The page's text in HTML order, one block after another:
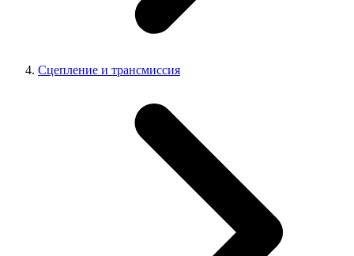
Сцепление и трансмиссия